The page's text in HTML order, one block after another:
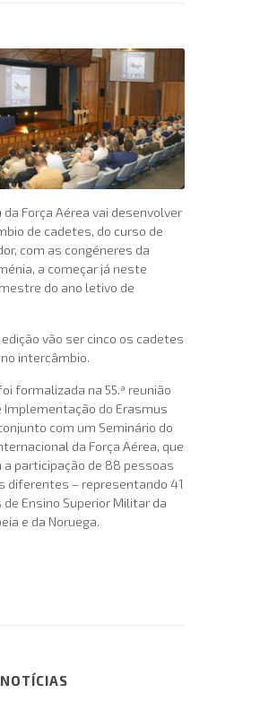
da Força Aérea vai desenvolver
de cadetes, do curso de
com as congéneres da
a começar já neste
do ano letivo de
vão ser cinco os cadetes
intercâmbio.
formalizada na 55.ª reunião
Implementação do Erasmus
com um Seminário do
da Força Aérea, que
a participação de 88 pessoas
diferentes – representando 41
Ensino Superior Militar da
e da Noruega.